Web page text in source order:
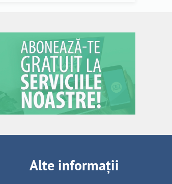
Alte informații